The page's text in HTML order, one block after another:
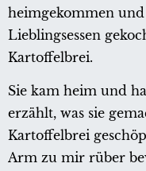
heimgekommen und
Lieblingsessen
Kartoffelbrei.
Sie kam heim und
erzählt, was sie
Kartoffelbrei
Arm zu mir rüber